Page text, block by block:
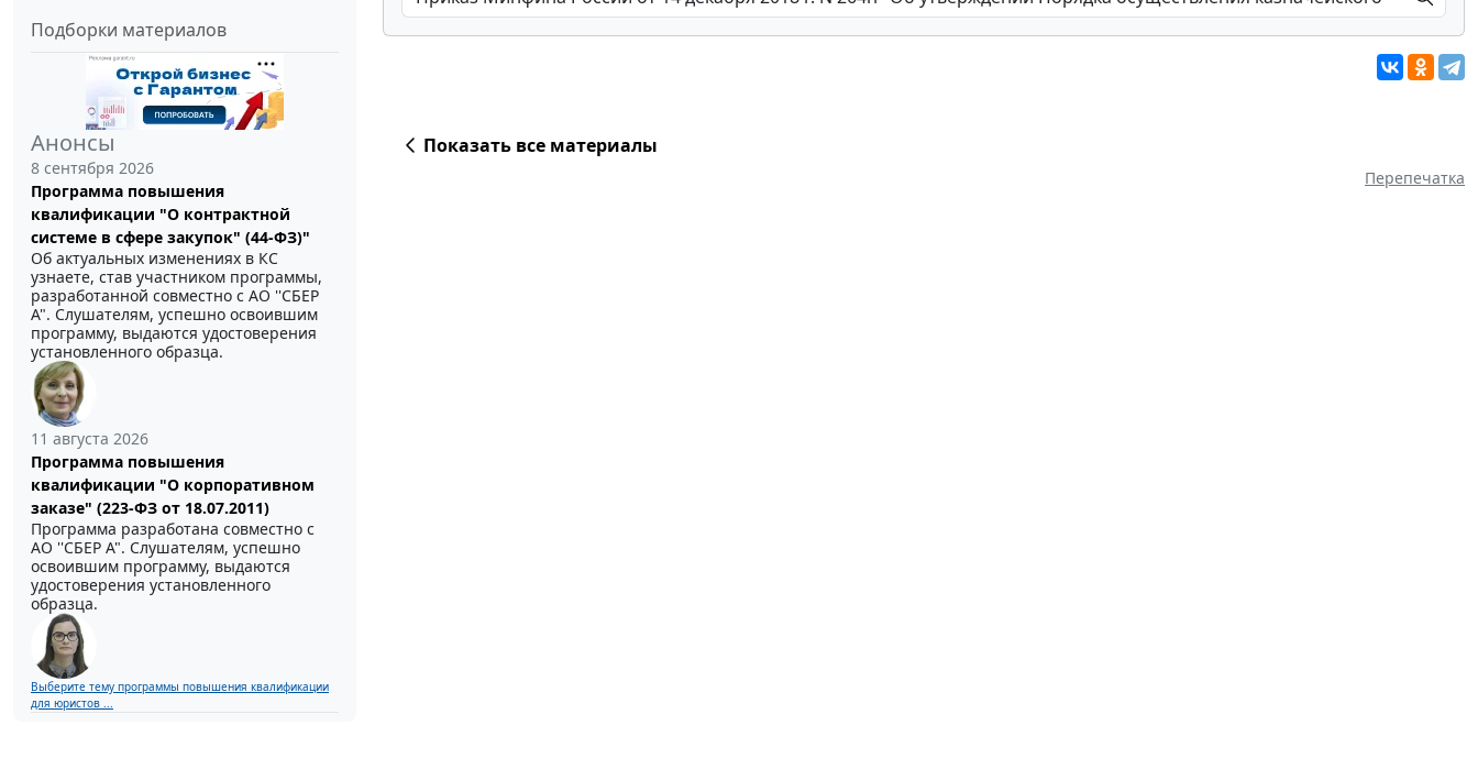
Подборки материалов
Анонсы
8 сентября 2026
Программа повышения
квалификации "О контрактной
системе в сфере закупок" (44-ФЗ)"
Об актуальных изменениях в КС
узнаете, став участником программы,
разработанной совместно с АО ''СБЕР
А". Слушателям, успешно освоившим
программу, выдаются удостоверения
установленного образца.
11 августа 2026
Программа повышения
квалификации "О корпоративном
заказе" (223-ФЗ от 18.07.2011)
Программа разработана совместно с
АО ''СБЕР А". Слушателям, успешно
освоившим программу, выдаются
удостоверения установленного
образца.
Выберите тему программы повышения квалификации
для юристов ...
Показать все материалы
Перепечатка